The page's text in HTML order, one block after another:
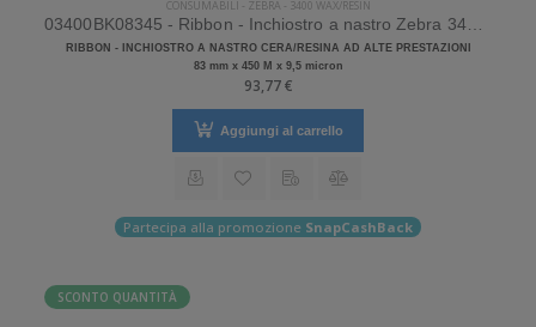
CONSUMABILI - ZEBRA - 3400 WAX/RESIN
03400BK08345 - Ribbon - Inchiostro a nastro Zebra 3400 Wax/Resin
RIBBON - INCHIOSTRO A NASTRO CERA/RESINA AD ALTE PRESTAZIONI
83 mm x 450 M x 9,5 micron
93,77 €
Aggiungi al carrello
Partecipa alla promozione SnapCashBack
SCONTO QUANTITÀ